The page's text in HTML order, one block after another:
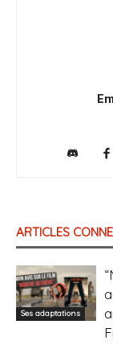
ARTICLES
Ses adaptations